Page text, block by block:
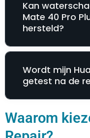
Kan
Mate 40 Pro
hersteld?
Wordt mijn
getest na de
Waarom